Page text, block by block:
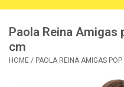
SALE
Paola Reina Amigas
cm
HOME / PAOLA REINA AMIGAS